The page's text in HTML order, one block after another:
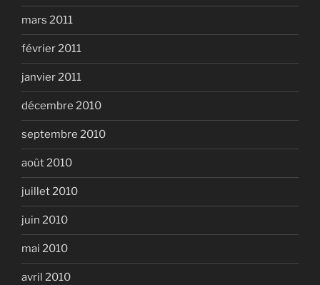
mars 2011
février 2011
janvier 2011
décembre 2010
septembre 2010
août 2010
juillet 2010
juin 2010
mai 2010
avril 2010